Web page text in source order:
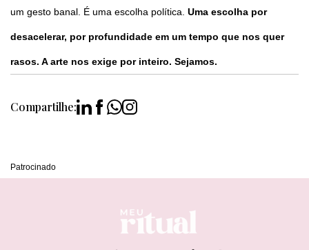
um gesto banal. É uma escolha política. Uma escolha por
desacelerar, por profundidade em um tempo que nos quer
rasos. A arte nos exige por inteiro. Sejamos.
Compartilhe:
Patrocinado